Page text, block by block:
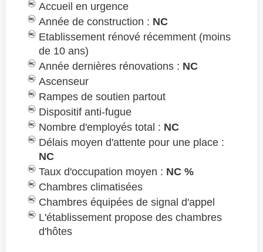
Accueil en urgence
Année de construction : NC
Etablissement rénové récemment (moins
de 10 ans)
Année dernières rénovations : NC
Ascenseur
Rampes de soutien partout
Dispositif anti-fugue
Nombre d'employés total : NC
Délais moyen d'attente pour une place :
NC
Taux d'occupation moyen : NC %
Chambres climatisées
Chambres équipées de signal d'appel
L'établissement propose des chambres
d'hôtes